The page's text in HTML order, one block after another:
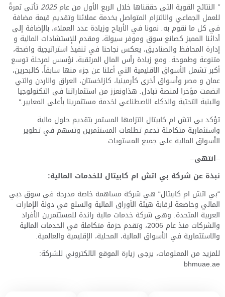
” النتائج القوية التى حققناها خلال الربع الأول من عام2025 تأتى ثمرةً
للعمل الجماعي والالتزام المتواصل بخدمة عملائنا وتقديم قيمة مضافة
في كل ما نقوم به. نمونا في الأرباح وزيادة عدد العملاء، بالإضافة إلى
أدائنا المميز كصانع سوق وموفر سيولة، ومقدم للإستشادات المالية و
إدارة المحافظ والصناديق، يعكس نجاحنا في تنفيذ استراتيجية واضحة،
متنوعة وطموحة. ومع زيادة رأس المال المرتقبة، نؤسس لمرحلة توسع
أكبرتشمل الأسواق الاقليمية التي أعلنا عن جزء منها سابقاً، كالبحرين،
عمان و مصر وأسواق أخرى كأرمينيا، كازاخستان، العراق والاردن والتي
انضمت مؤخرا لمنصة تبادل. هذاونعزز من استثماراتنا فى التكنولوجيا
والبنية التحتية والذكاء الاصطناعي لخدمة مستثمرينا بأعلى المعايير.“
تؤكد بي اتش ام كابيتال التزامها المستمر بتقديم حلول مالية
واستثمارية متكاملة تدعم تطلعات المستثمرين وتسهم في تطوير
الأسواق المالية على جميع المستويات.
–انتهى–
نبذة عن شركة بي اتش ام كابيتال للخدمات المالية:
“بي اتش ام كابيتال“ هي شركة مساهمة خاصة مدرجة في سوق دبي
المالي وخاضعة لرقابة هيئة الأوراق المالية والسلع في دولة الإمارات
العربية المتحدة. وهي شركة خدمات مالية رائدة للمستثمرين الأفراد
والشركات منذ عام ، وتقدم حزمة متكاملة في الخدمات المالية
والاستثمارية في الأسواق المالية، المحلية، الإقليمية والعالمية.
للمزيد من المعلومات، يرجى زيارة الموقع الالكتروني للشركة:
bhmuae.ae